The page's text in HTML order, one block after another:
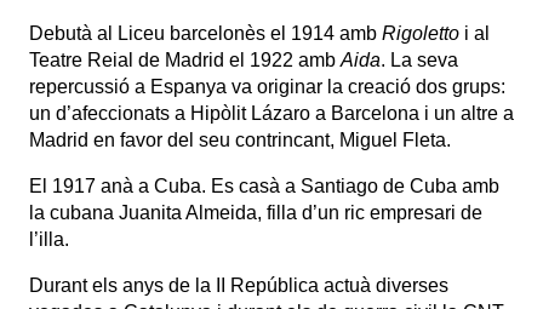
Debutà al Liceu barcelonès el 1914 amb Rigoletto i al
Teatre Reial de Madrid el 1922 amb Aida. La seva
repercussió a Espanya va originar la creació dos grups:
un d’afeccionats a Hipòlit Lázaro a Barcelona i un altre a
Madrid en favor del seu contrincant, Miguel Fleta.
El 1917 anà a Cuba. Es casà a Santiago de Cuba amb
la cubana Juanita Almeida, filla d’un ric empresari de
l’illa.
Durant els anys de la II República actuà diverses